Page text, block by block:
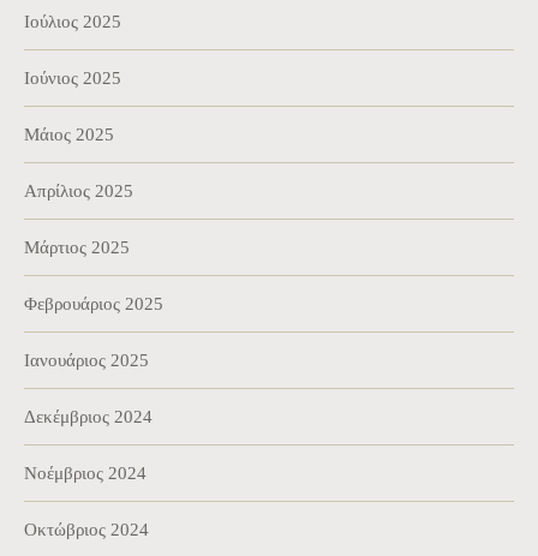
Ιούλιος 2025
Ιούνιος 2025
Μάιος 2025
Απρίλιος 2025
Μάρτιος 2025
Φεβρουάριος 2025
Ιανουάριος 2025
Δεκέμβριος 2024
Νοέμβριος 2024
Οκτώβριος 2024